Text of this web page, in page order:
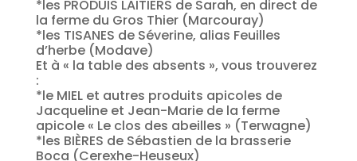
*les PRODUIS LAITIERS de Sarah, en direct de
la ferme du Gros Thier (Marcouray)
*les TISANES de Séverine, alias Feuilles
d’herbe (Modave)
Et à « la table des absents », vous trouverez
:
*le MIEL et autres produits apicoles de
Jacqueline et Jean-Marie de la ferme
apicole « Le clos des abeilles » (Terwagne)
*les BIÈRES de Sébastien de la brasserie
Boca (Cerexhe-Heuseux)